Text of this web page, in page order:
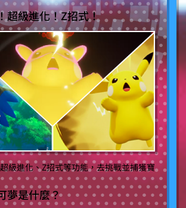
超級進化！Z招式！
級進化、Z招式等功能，去挑戰並捕獲寶
夢是什麼？